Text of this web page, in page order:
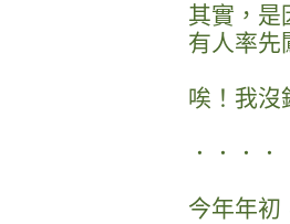
其實，是
有人率先
唉！我沒
．．．
今年年初